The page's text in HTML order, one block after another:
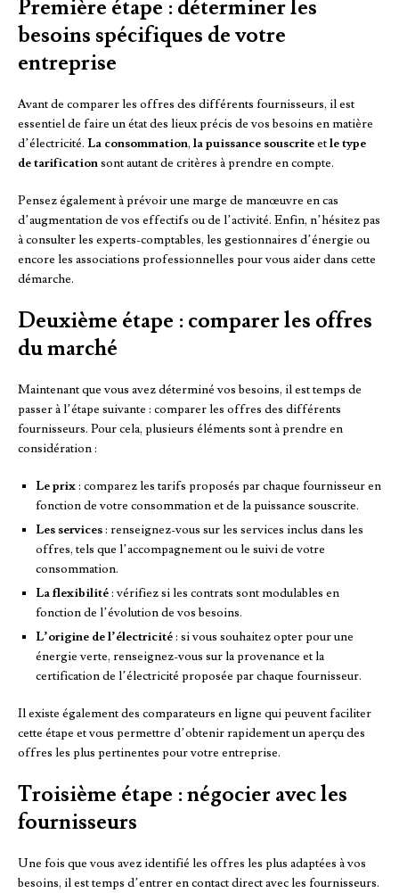
Première étape : déterminer les
besoins spécifiques de votre
entreprise
Avant de comparer les offres des différents fournisseurs, il est
essentiel de faire un état des lieux précis de vos besoins en matière
d’électricité. La consommation, la puissance souscriteetle type
de tarificationsont autant de critères à prendre en compte.
Pensez également à prévoir une marge de manœuvre en cas
d’augmentation de vos effectifs ou de l’activité. Enfin, n’hésitez pas
à consulter les experts-comptables, les gestionnaires d’énergie ou
encore les associations professionnelles pour vous aider dans cette
démarche.
Deuxième étape : comparer les offres
du marché
Maintenant que vous avez déterminé vos besoins, il est temps de
passer à l’étape suivante : comparer les offres des différents
fournisseurs. Pour cela, plusieurs éléments sont à prendre en
considération :
Le prix: comparez les tarifs proposés par chaque fournisseur en
fonction de votre consommation et de la puissance souscrite.
Les services: renseignez-vous sur les services inclus dans les
offres, tels que l’accompagnement ou le suivi de votre
consommation.
La flexibilité: vérifiez si les contrats sont modulables en
fonction de l’évolution de vos besoins.
L’origine de l’électricité: si vous souhaitez opter pour une
énergie verte, renseignez-vous sur la provenance et la
certification de l’électricité proposée par chaque fournisseur.
Il existe également des comparateurs en ligne qui peuvent faciliter
cette étape et vous permettre d’obtenir rapidement un aperçu des
offres les plus pertinentes pour votre entreprise.
Troisième étape : négocier avec les
fournisseurs
Une fois que vous avez identifié les offres les plus adaptées à vos
besoins, il est temps d’entrer en contact direct avec les fournisseurs.